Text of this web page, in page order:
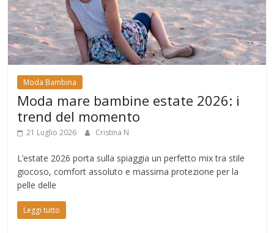
Moda Bambina
Moda mare bambine estate 2026: i
trend del momento
21 Luglio 2026 Cristina N
L’estate 2026 porta sulla spiaggia un perfetto mix tra stile
giocoso, comfort assoluto e massima protezione per la
pelle delle
Leggi tutto